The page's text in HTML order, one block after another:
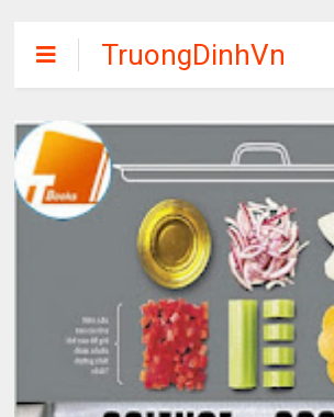
TruongDinhVn
Chia sẽ ebook,
các khóa học,
phần mềm học
tập miễn phí